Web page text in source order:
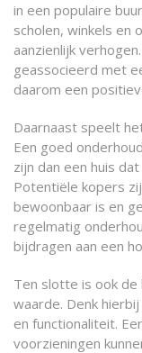
in een populaire
scholen, winkels en
aanzienlijk
geassocieerd met
daarom een
Daarnaast speelt
Een goed
zijn dan een huis
Potentiële kopers
bewoonbaar is en
regelmatig
bijdragen aan een
Ten slotte is ook de
waarde. Denk
en functionaliteit.
voorzieningen